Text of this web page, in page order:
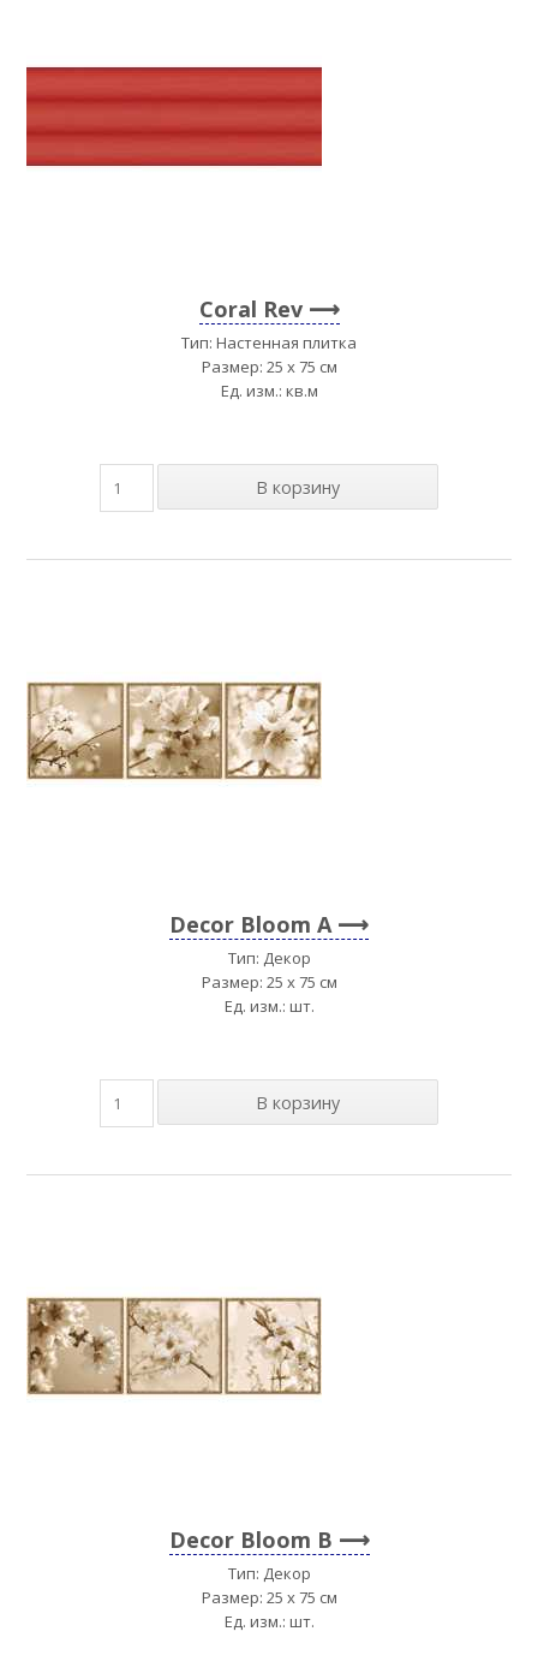
Coral Rev
Тип: Настенная плитка
Размер: 25 x 75 см
Ед. изм.: кв.м
Decor Bloom A
Тип: Декор
Размер: 25 x 75 см
Ед. изм.: шт.
Decor Bloom B
Тип: Декор
Размер: 25 x 75 см
Ед. изм.: шт.